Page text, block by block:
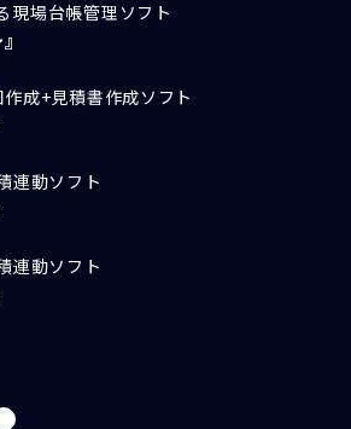
現場台帳管理ソフト
成+見積書作成ソフト
連動ソフト
連動ソフト